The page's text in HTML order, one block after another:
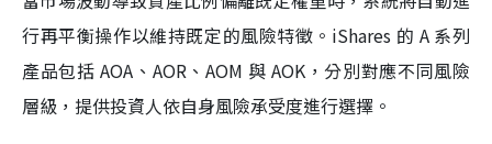
行再平衡操作以維持既定的風險特徵。iShares 的 A 系列
產品包括 AOA、AOR、AOM 與 AOK，分別對應不同風險
層級，提供投資人依自身風險承受度進行選擇。